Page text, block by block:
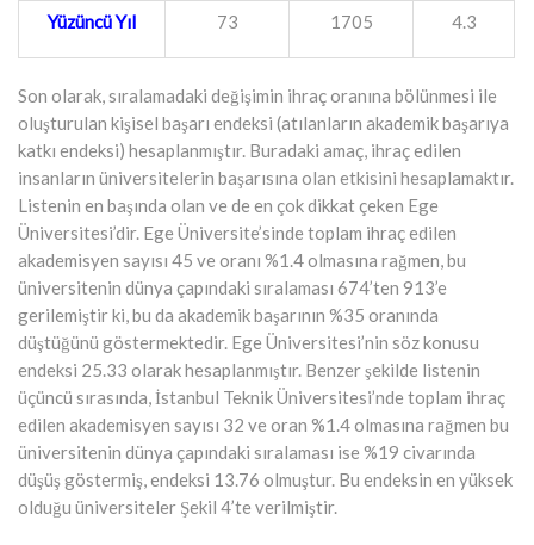
Yüzüncü Yıl 73 1705 4.3
Son olarak, sıralamadaki değişimin ihraç oranına bölünmesi ile
oluşturulan kişisel başarı endeksi (atılanların akademik başarıya
katkı endeksi) hesaplanmıştır. Buradaki amaç, ihraç edilen
insanların üniversitelerin başarısına olan etkisini hesaplamaktır.
Listenin en başında olan ve de en çok dikkat çeken Ege
Üniversitesi’dir. Ege Üniversite’sinde toplam ihraç edilen
akademisyen sayısı 45 ve oranı %1.4 olmasına rağmen, bu
üniversitenin dünya çapındaki sıralaması 674’ten 913’e
gerilemiştir ki, bu da akademik başarının %35 oranında
düştüğünü göstermektedir. Ege Üniversitesi’nin söz konusu
endeksi 25.33 olarak hesaplanmıştır. Benzer şekilde listenin
üçüncü sırasında, İstanbul Teknik Üniversitesi’nde toplam ihraç
edilen akademisyen sayısı 32 ve oran %1.4 olmasına rağmen bu
üniversitenin dünya çapındaki sıralaması ise %19 civarında
düşüş göstermiş, endeksi 13.76 olmuştur. Bu endeksin en yüksek
olduğu üniversiteler Şekil 4’te verilmiştir.